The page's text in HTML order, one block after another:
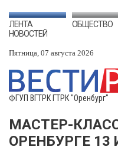
ЛЕНТА
НОВОСТЕЙ
ОБЩЕСТВО
Пятница, 07 августа 2026
ФГУП ВГТРК ГТРК "Оренбург"
МАСТЕР-
ОРЕНБУРГЕ